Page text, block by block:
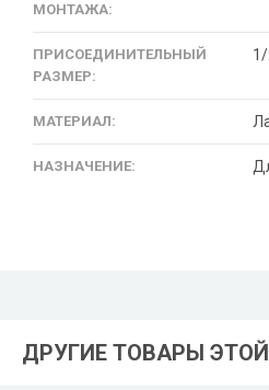
МОНТАЖА:
ПРИСОЕДИНИТЕЛЬНЫЙ
РАЗМЕР:
МАТЕРИАЛ:
НАЗНАЧЕНИЕ:
ДРУГИЕ ТОВАРЫ